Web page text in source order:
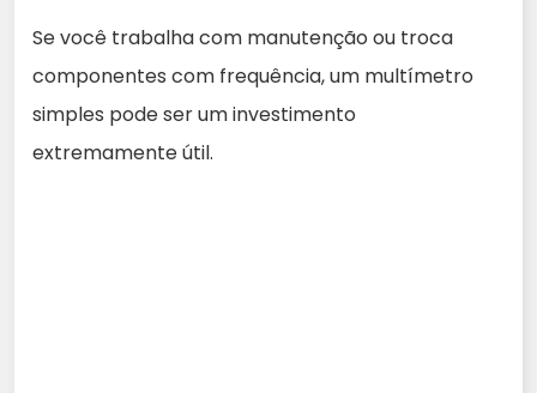
Se você trabalha com manutenção ou troca
componentes com frequência, um multímetro
simples pode ser um investimento
extremamente útil.